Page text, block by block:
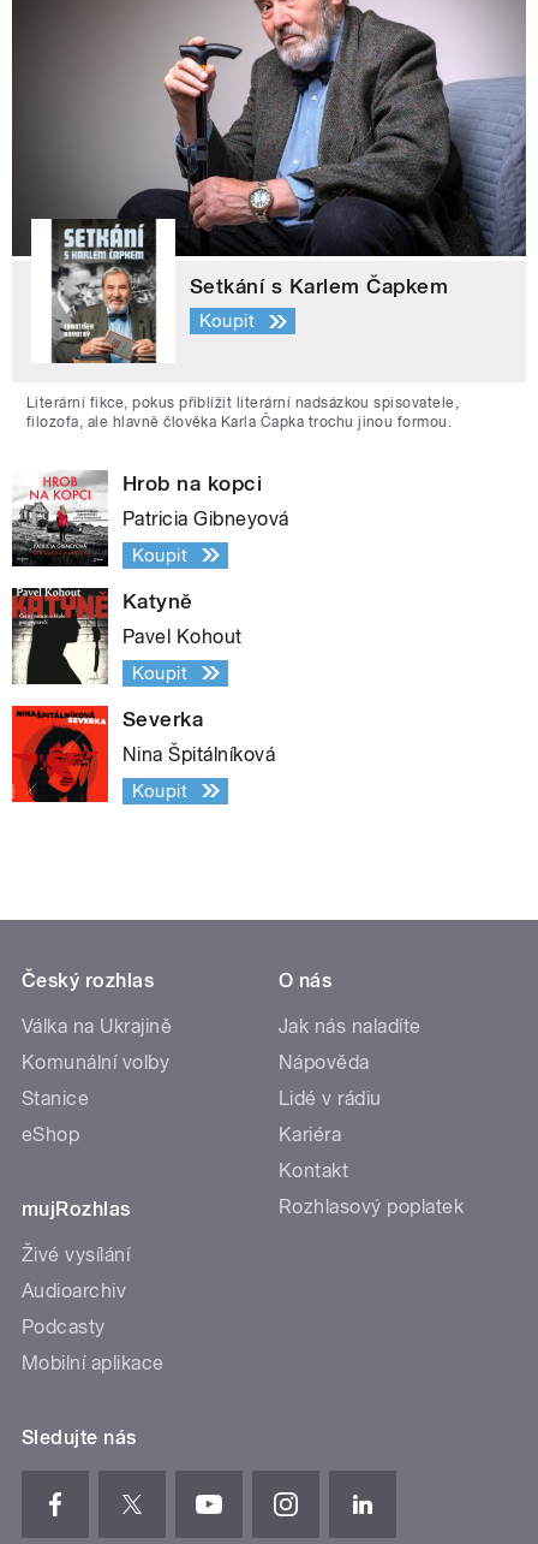
Setkání s Karlem Čapkem
Koupit
Literární fikce, pokus přiblížit literární nadsázkou spisovatele,
filozofa, ale hlavně člověka Karla Čapka trochu jinou formou.
Hrob na kopci
Patricia Gibneyová
Koupit
Katyně
Pavel Kohout
Koupit
Severka
Nina Špitálníková
Koupit
Český rozhlas
Válka na Ukrajině
Komunální volby
Stanice
eShop
mujRozhlas
Živé vysílání
Audioarchiv
Podcasty
Mobilní aplikace
O nás
Jak nás naladíte
Nápověda
Lidé v rádiu
Kariéra
Kontakt
Rozhlasový poplatek
Sledujte nás